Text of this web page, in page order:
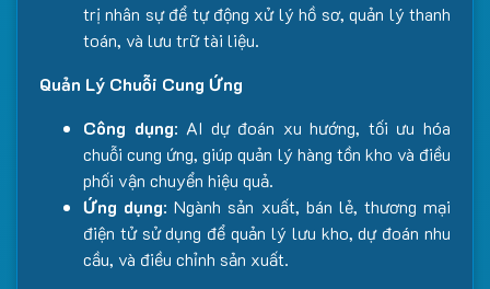
trị nhân sự để tự động xử lý hồ sơ, quản lý thanh
toán, và lưu trữ tài liệu.
Quản Lý Chuỗi Cung Ứng
Công dụng: AI dự đoán xu hướng, tối ưu hóa
chuỗi cung ứng, giúp quản lý hàng tồn kho và điều
phối vận chuyển hiệu quả.
Ứng dụng: Ngành sản xuất, bán lẻ, thương mại
điện tử sử dụng để quản lý lưu kho, dự đoán nhu
cầu, và điều chỉnh sản xuất.